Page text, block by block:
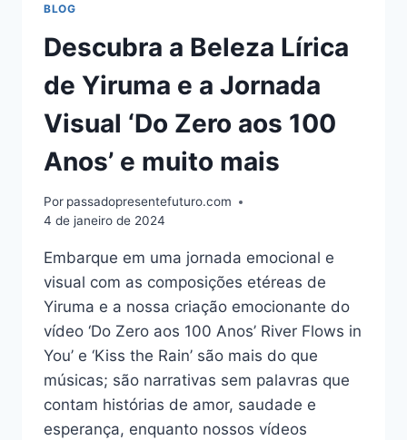
BLOG
Descubra a Beleza Lírica
de Yiruma e a Jornada
Visual ‘Do Zero aos 100
Anos’ e muito mais
Por passadopresentefuturo.com
4 de janeiro de 2024
Embarque em uma jornada emocional e
visual com as composições etéreas de
Yiruma e a nossa criação emocionante do
vídeo ‘Do Zero aos 100 Anos’ River Flows in
You’ e ‘Kiss the Rain’ são mais do que
músicas; são narrativas sem palavras que
contam histórias de amor, saudade e
esperança, enquanto nossos vídeos